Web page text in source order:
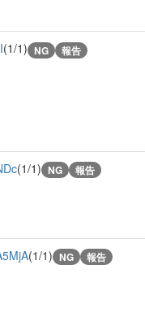
(1/1) NG 報告
(1/1) NG 報告
(1/1) NG 報告